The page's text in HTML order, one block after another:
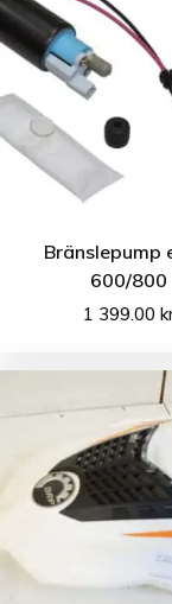
Bränslepump
600/800
1 399.00